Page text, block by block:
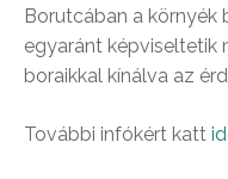
Borutcában a környék
egyaránt képviseltetik
boraikkal kínálva az
További infókért katt